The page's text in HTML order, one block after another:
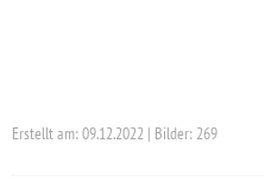
Erstellt am: 09.12.2022 | Bilder: 269